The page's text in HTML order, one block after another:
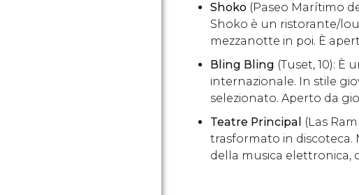
Shoko (Paseo Marítimo
Shoko è un ristorante/
mezzanotte in poi. È
Bling Bling (Tuset, 10):
internazionale. In stile
selezionato. Aperto da
Teatre Principal
(Las
trasformato in discoteca.
della musica elettronica,